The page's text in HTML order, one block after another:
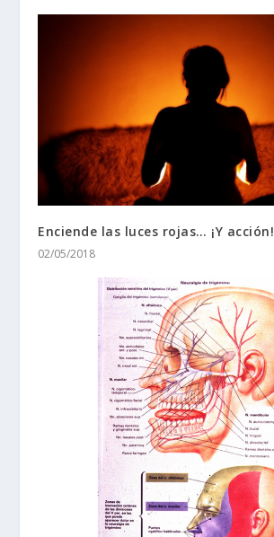
Enciende las luces rojas… ¡Y acción!
02/05/2018